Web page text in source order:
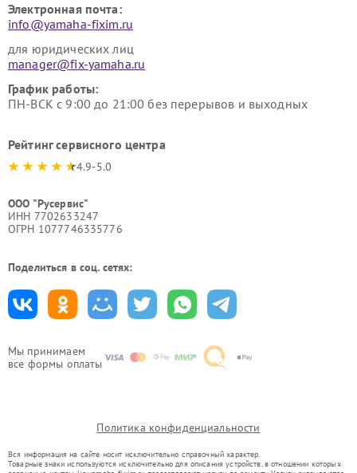
Мы принимаем
все формы оплаты
Электронная почта:
info@yamaha-fixim.ru
для юридических лиц
manager@fix-yamaha.ru
График работы:
ПН-ВСК с 9:00 до 21:00 без перерывов и выходных
Рейтинг сервисного центра
4.9-5.0
ООО "Русервис"
ИНН 7702633247
ОГРН 1077746335776
Поделиться в соц. сетях:
Политика конфиденциальности
Вся информация на сайте носит исключительно справочный характер.
Товарные знаки используются исключительно для описания устройств, в отношении которых